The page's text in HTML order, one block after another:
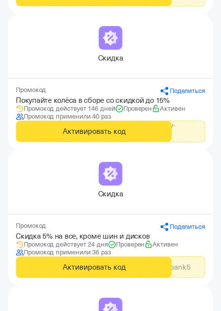
Скидка
Промокод Поделиться
Покупайте колёса в сборе со скидкой до 15%
Промокод действует 146 дней Проверен
Активен
Промокод применили 40 раз
Активировать код
https://kazan.kolesa-darom.ru/actions/kolesa-v-
sbore/
Скидка
Промокод Поделиться
Скидка 5% на все, кроме шин и дисков
Промокод действует 24 дня Проверен
Активен
Промокод применили 36 раз
Активировать код tbank5